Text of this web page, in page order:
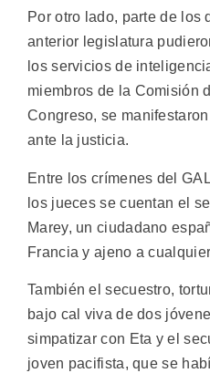
Por otro lado, parte de los
anterior legislatura
los servicios de
miembros de la Comisión
Congreso, se
ante la justicia.
Entre los crímenes del
los jueces se cuentan el
Marey, un ciudadano
Francia y ajeno a
También el secuestro,
bajo cal viva de dos
simpatizar con Eta y el
joven pacifista, que se